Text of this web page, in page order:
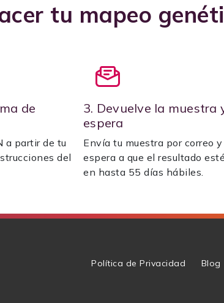
tu mapeo
de
a partir de tu
del
3. Devuelve la muestra
espera
Envía tu muestra por correo y
espera a que el resultado
en hasta 55 días hábiles.
Política de Privacidad Blog